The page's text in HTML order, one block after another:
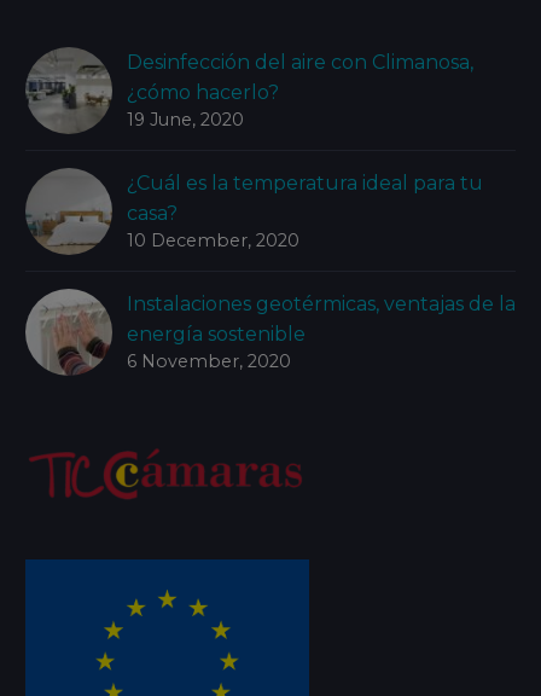
Desinfección del aire con Climanosa,
¿cómo hacerlo?
19 June, 2020
¿Cuál es la temperatura ideal para tu
casa?
10 December, 2020
Instalaciones geotérmicas, ventajas de la
energía sostenible
6 November, 2020